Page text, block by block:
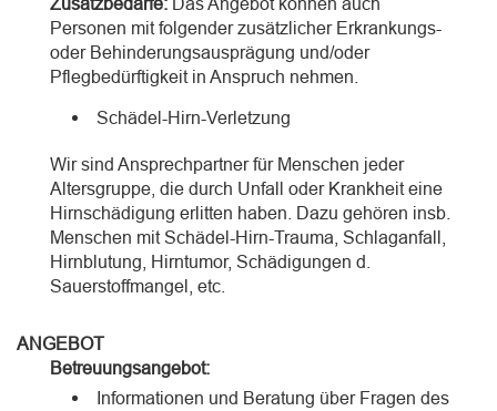
Personen mit folgender zusätzlicher Erkrankungs-
oder Behinderungsausprägung und/oder
Pflegbedürftigkeit in Anspruch nehmen.
Schädel-Hirn-Verletzung
Wir sind Ansprechpartner für Menschen jeder
Altersgruppe, die durch Unfall oder Krankheit eine
Hirnschädigung erlitten haben. Dazu gehören insb.
Menschen mit Schädel-Hirn-Trauma, Schlaganfall,
Hirnblutung, Hirntumor, Schädigungen d.
Sauerstoffmangel, etc.
ANGEBOT
Betreuungsangebot:
Informationen und Beratung über Fragen des